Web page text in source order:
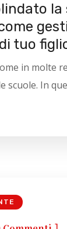
la
tuo
in molte
scuole. In